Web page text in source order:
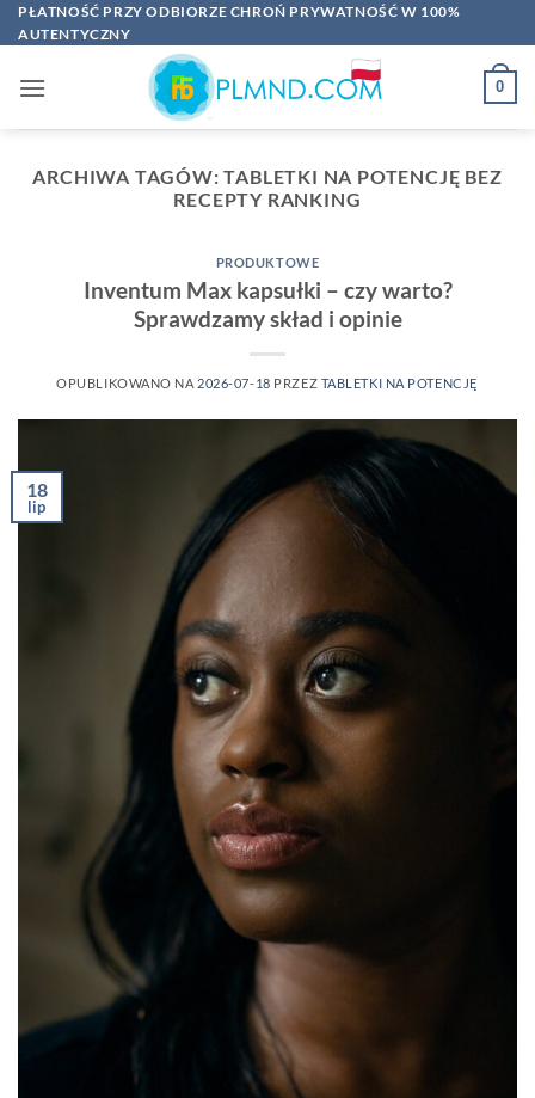
Przewiń
do
PŁATNOŚĆ PRZY ODBIORZE CHROŃ PRYWATNOŚĆ W 100%
AUTENTYCZNY
0
ARCHIWA TAGÓW:TABLETKI NA POTENCJĘ BEZ
RECEPTY RANKING
PRODUKTOWE
Inventum Max kapsułki – czy warto?
Sprawdzamy skład i opinie
OPUBLIKOWANO NA 2026-07-18 PRZEZ TABLETKI NA POTENCJĘ
18
lip